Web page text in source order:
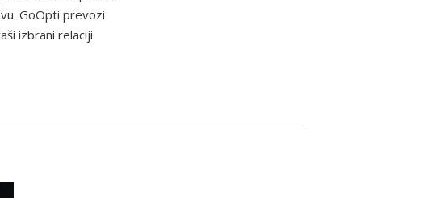
GoOpti prevozi
izbrani relaciji